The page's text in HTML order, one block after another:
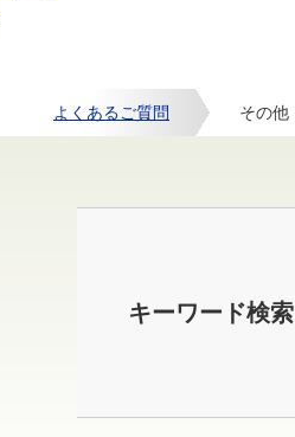
よくあるご質問 その他
キーワード検索